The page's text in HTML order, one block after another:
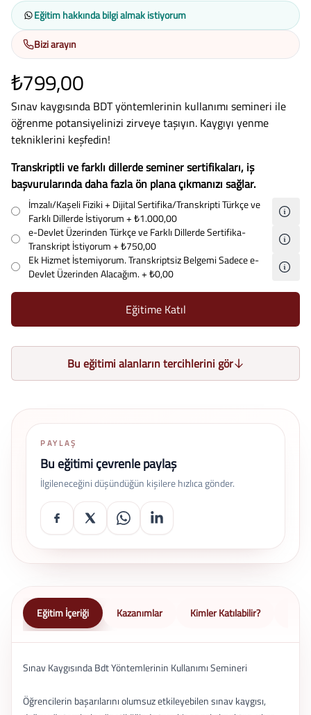
Eğitim hakkında bilgi almak istiyorum
Bizi arayın
₺799,00
Sınav kaygısında BDT yöntemlerinin kullanımı semineri ile
öğrenme potansiyelinizi zirveye taşıyın. Kaygıyı yenme
tekniklerini keşfedin!
Transkriptli ve farklı dillerde seminer sertifikaları, iş
başvurularında daha fazla ön plana çıkmanızı sağlar.
İmzalı/Kaşeli Fiziki + Dijital Sertifika/Transkripti Türkçe ve
Farklı Dillerde İstiyorum+ ₺1.000,00
e-Devlet Üzerinden Türkçe ve Farklı Dillerde Sertifika-
Transkript İstiyorum+ ₺750,00
Ek Hizmet İstemiyorum. Transkriptsiz Belgemi Sadece e-
Devlet Üzerinden Alacağım.+ ₺0,00
Eğitime Katıl
Bu eğitimi alanların tercihlerini gör
PAYLAŞ
Bu eğitimi çevrenle paylaş
İlgileneceğini düşündüğün kişilere hızlıca gönder.
Eğitim İçeriği Kazanımlar Kimler Katılabilir?
Sınav Kaygısında Bdt Yöntemlerinin Kullanımı Semineri
Öğrencilerin başarılarını olumsuz etkileyebilen sınav kaygısı,